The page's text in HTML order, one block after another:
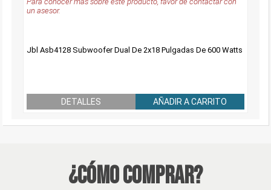
un asesor.
Jbl Asb4128 Subwoofer Dual De 2x18 Pulgadas De 600 Watts
DETALLES AÑADIR A CARRITO
¿Cómo Comprar?